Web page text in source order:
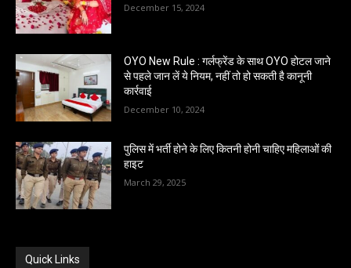
December 15, 2024
OYO New Rule : गर्लफ्रेंड के साथ OYO होटल जाने
से पहले जान लें ये नियम, नहीं तो हो सकती है कानूनी
कार्रवाई
December 10, 2024
पुलिस में भर्ती होने के लिए कितनी होनी चाहिए महिलाओं की
हाइट
March 29, 2025
Quick Links